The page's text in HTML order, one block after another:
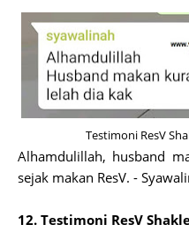
Testimoni ResV
Alhamdulillah, husband
sejak makan ResV. -
12. Testimoni ResV